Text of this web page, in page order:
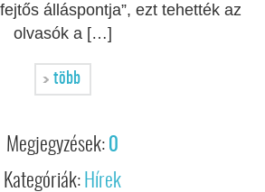
álláspontja”, ezt tehették az
olvasók a […]
több
Megjegyzések: 0
Kategóriák: Hírek